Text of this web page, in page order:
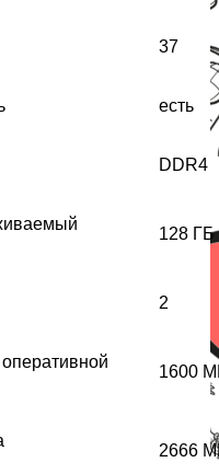
37
есть
DDR4
128 ГБ
2
1600
2666